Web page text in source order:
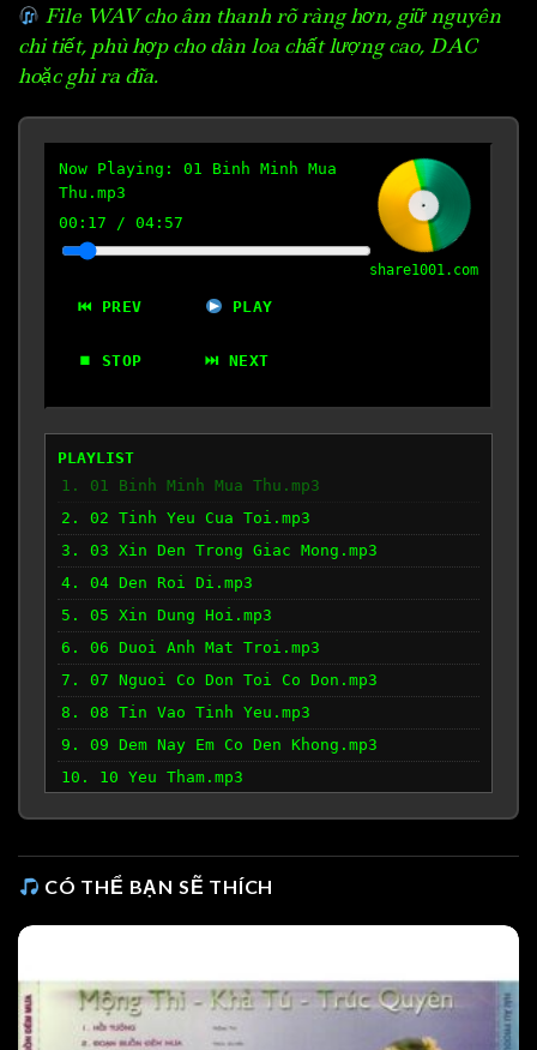
File WAV cho âm thanh rõ ràng hơn, giữ nguyên
chi tiết, phù hợp cho dàn loa chất lượng cao, DAC
hoặc ghi ra đĩa.
Now Playing: 01 Binh Minh Mua
Thu.mp3
00:18 / 04:57
⏮ PREV PLAY
⏹ STOP ⏭ NEXT
share1001.com
PLAYLIST
1. 01 Binh Minh Mua Thu.mp3
2. 02 Tinh Yeu Cua Toi.mp3
3. 03 Xin Den Trong Giac Mong.mp3
4. 04 Den Roi Di.mp3
5. 05 Xin Dung Hoi.mp3
6. 06 Duoi Anh Mat Troi.mp3
7. 07 Nguoi Co Don Toi Co Don.mp3
8. 08 Tin Vao Tinh Yeu.mp3
9. 09 Dem Nay Em Co Den Khong.mp3
10. 10 Yeu Tham.mp3
CÓ THỂ BẠN SẼ THÍCH